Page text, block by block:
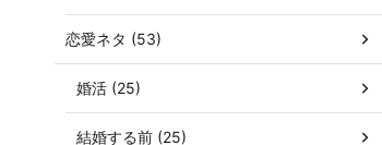
恋愛ネタ (53)
婚活 (25)
結婚する前 (25)